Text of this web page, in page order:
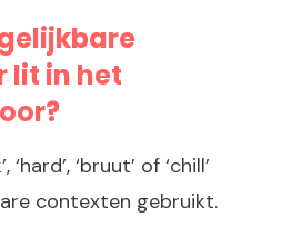
lit in het
‘bruut’ of ‘chill’
contexten gebruikt.